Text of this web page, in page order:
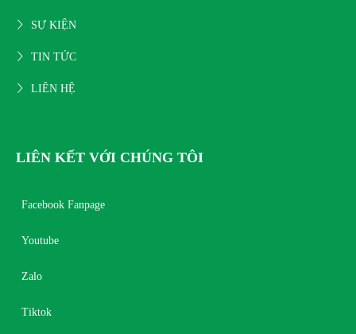
SỰ KIỆN
TIN TỨC
LIÊN HỆ
LIÊN KẾT VỚI CHÚNG TÔI
Facebook Fanpage
Youtube
Tiktok